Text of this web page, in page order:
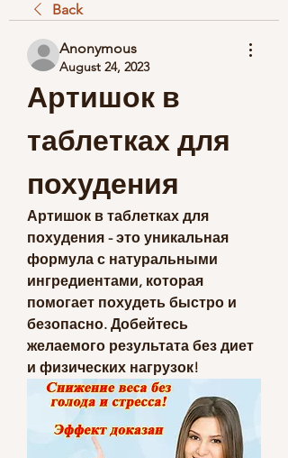
Back
Anonymous
August 24, 2023
Артишок в
таблетках для
похудения
Артишок в таблетках для
похудения - это уникальная
формула с натуральными
ингредиентами, которая
помогает похудеть быстро и
безопасно. Добейтесь
желаемого результата без диет
и физических нагрузок!